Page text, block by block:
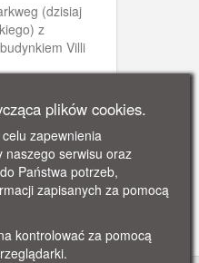
(dzisiaj
z
Villi
plików cookies.
zapewnienia
naszego serwisu oraz
Państwa potrzeb,
zapisanych za pomocą
kontrolować za pomocą